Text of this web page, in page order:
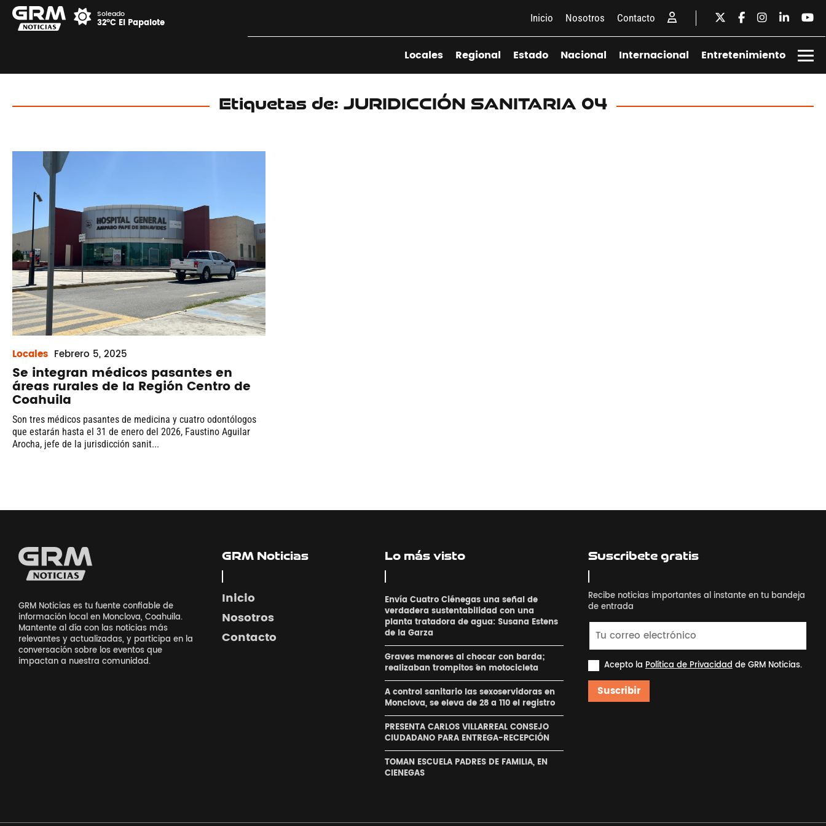
Soleado
32°C El Papalote Inicio Nosotros Contacto
Locales Regional Estado Nacional Internacional Entretenimiento
Etiquetas de: JURIDICCIÓN SANITARIA 04
Locales Febrero 5, 2025
Se integran médicos pasantes en
áreas rurales de la Región Centro de
Coahuila
Son tres médicos pasantes de medicina y cuatro odontólogos
que estarán hasta el 31 de enero del 2026, Faustino Aguilar
Arocha, jefe de la jurisdicción sanit...
GRM Noticias es tu fuente confiable de
información local en Monclova, Coahuila.
Mantente al día con las noticias más
relevantes y actualizadas, y participa en la
conversación sobre los eventos que
impactan a nuestra comunidad.
GRM Noticias
Inicio
Nosotros
Contacto
Lo más visto
Envía Cuatro Ciénegas una señal de
verdadera sustentabilidad con una
planta tratadora de agua: Susana Estens
de la Garza
Graves menores al chocar con barda;
realizaban ´trompitos ´en motocicleta
A control sanitario las sexoservidoras en
Monclova, se eleva de 28 a 110 el registro
PRESENTA CARLOS VILLARREAL CONSEJO
CIUDADANO PARA ENTREGA-RECEPCIÓN
TOMAN ESCUELA PADRES DE FAMILIA, EN
CIENEGAS
Suscribete gratis
Recibe noticias importantes al instante en tu bandeja
de entrada
Acepto laPolítica de Privacidadde GRM Noticias.
Suscribir